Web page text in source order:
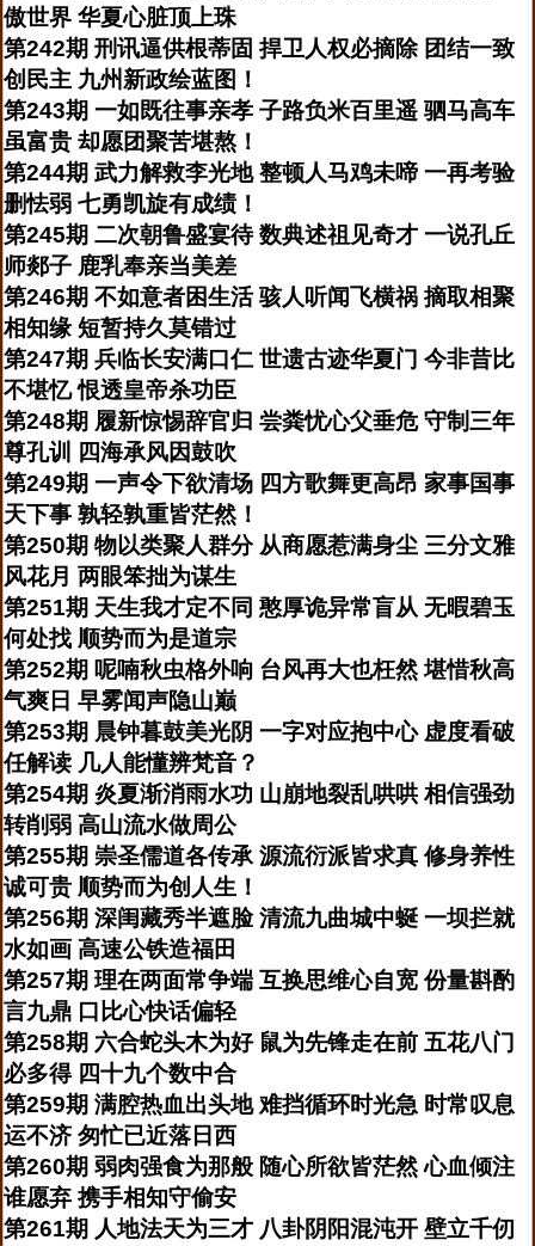
傲世界 华夏心脏顶上珠
第242期 刑讯逼供根蒂固 捍卫人权必摘除 团结一致
创民主 九州新政绘蓝图！
第243期 一如既往事亲孝 子路负米百里遥 驷马高车
虽富贵 却愿团聚苦堪熬！
第244期 武力解救李光地 整顿人马鸡未啼 一再考验
删怯弱 七勇凯旋有成绩！
第245期 二次朝鲁盛宴待 数典述祖见奇才 一说孔丘
师郯子 鹿乳奉亲当美差
第246期 不如意者困生活 骇人听闻飞横祸 摘取相聚
相知缘 短暂持久莫错过
第247期 兵临长安满口仁 世遗古迹华夏门 今非昔比
不堪忆 恨透皇帝杀功臣
第248期 履新惊惕辞官归 尝粪忧心父垂危 守制三年
尊孔训 四海承风因鼓吹
第249期 一声令下欲清场 四方歌舞更高昂 家事国事
天下事 孰轻孰重皆茫然！
第250期 物以类聚人群分 从商愿惹满身尘 三分文雅
风花月 两眼笨拙为谋生
第251期 天生我才定不同 憨厚诡异常盲从 无暇碧玉
何处找 顺势而为是道宗
第252期 呢喃秋虫格外响 台风再大也枉然 堪惜秋高
气爽日 早雾闻声隐山巅
第253期 晨钟暮鼓美光阴 一字对应抱中心 虚度看破
任解读 几人能懂辨梵音？
第254期 炎夏渐消雨水功 山崩地裂乱哄哄 相信强劲
转削弱 高山流水做周公
第255期 崇圣儒道各传承 源流衍派皆求真 修身养性
诚可贵 顺势而为创人生！
第256期 深闺藏秀半遮脸 清流九曲城中蜒 一坝拦就
水如画 高速公铁造福田
第257期 理在两面常争端 互换思维心自宽 份量斟酌
言九鼎 口比心快话偏轻
第258期 六合蛇头木为好 鼠为先锋走在前 五花八门
必多得 四十九个数中合
第259期 满腔热血出头地 难挡循环时光急 时常叹息
运不济 匆忙已近落日西
第260期 弱肉强食为那般 随心所欲皆茫然 心血倾注
谁愿弃 携手相知守偷安
第261期 人地法天为三才 八卦阴阳混沌开 壁立千仞